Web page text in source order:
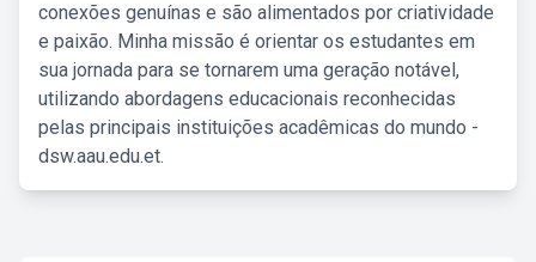
conexões genuínas e são alimentados por criatividade
e paixão. Minha missão é orientar os estudantes em
sua jornada para se tornarem uma geração notável,
utilizando abordagens educacionais reconhecidas
pelas principais instituições acadêmicas do mundo -
dsw.aau.edu.et.